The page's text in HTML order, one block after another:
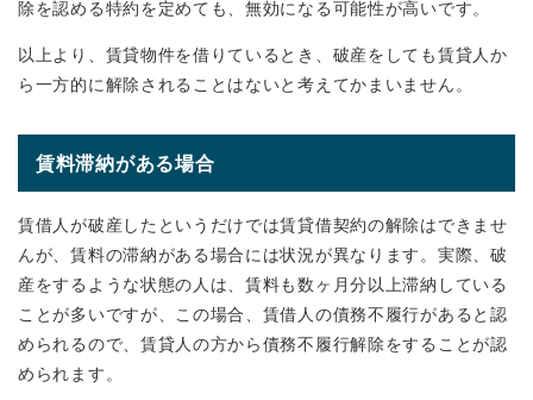
除を認める特約を定めても、無効になる可能性が高いです。
以上より、賃貸物件を借りているとき、破産をしても賃貸人か
ら一方的に解除されることはないと考えてかまいません。
賃料滞納がある場合
賃借人が破産したというだけでは賃貸借契約の解除はできませ
んが、賃料の滞納がある場合には状況が異なります。実際、破
産をするような状態の人は、賃料も数ヶ月分以上滞納している
ことが多いですが、この場合、賃借人の債務不履行があると認
められるので、賃貸人の方から債務不履行解除をすることが認
められます。